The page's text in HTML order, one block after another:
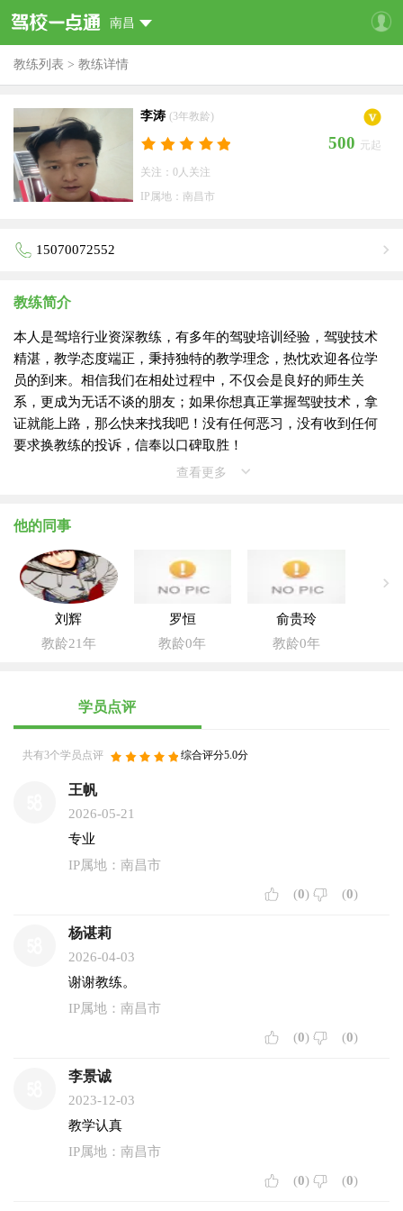
南昌
教练列表 > 教练详情
李涛 (3年教龄)
500 元起
关注：0人关注
IP属地：南昌市
15070072552
教练简介
本人是驾培行业资深教练，有多年的驾驶培训经验，驾驶技术
精湛，教学态度端正，秉持独特的教学理念，热忱欢迎各位学
员的到来。相信我们在相处过程中，不仅会是良好的师生关
系，更成为无话不谈的朋友；如果你想真正掌握驾驶技术，拿
证就能上路，那么快来找我吧！没有任何恶习，没有收到任何
要求换教练的投诉，信奉以口碑取胜！
查看更多
他的同事
刘辉
教龄21年
罗恒
教龄0年
俞贵玲
教龄0年
学员点评
共有3个学员点评 综合评分5.0分
王帆
2026-05-21
专业
IP属地：南昌市
(0) (0)
杨谌莉
2026-04-03
谢谢教练。
IP属地：南昌市
(0) (0)
李景诚
2023-12-03
教学认真
IP属地：南昌市
(0) (0)